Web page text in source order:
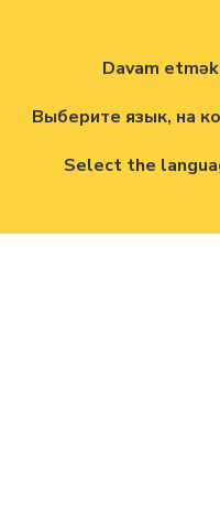
Davam
Выберите язык, на
Select the